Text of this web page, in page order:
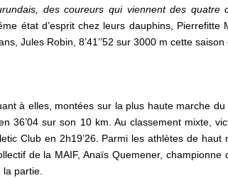
des coureurs qui viennent des quatre
état d’esprit chez leurs dauphins, Pierrefitte
Jules Robin, 8’41’’52 sur 3000 m cette
à elles, montées sur la plus haute marche
sur son 10 km. Au classement mixte,
Club en 2h19’26. Parmi les athlètes de
de la MAIF, Anaïs Quemener,
partie.